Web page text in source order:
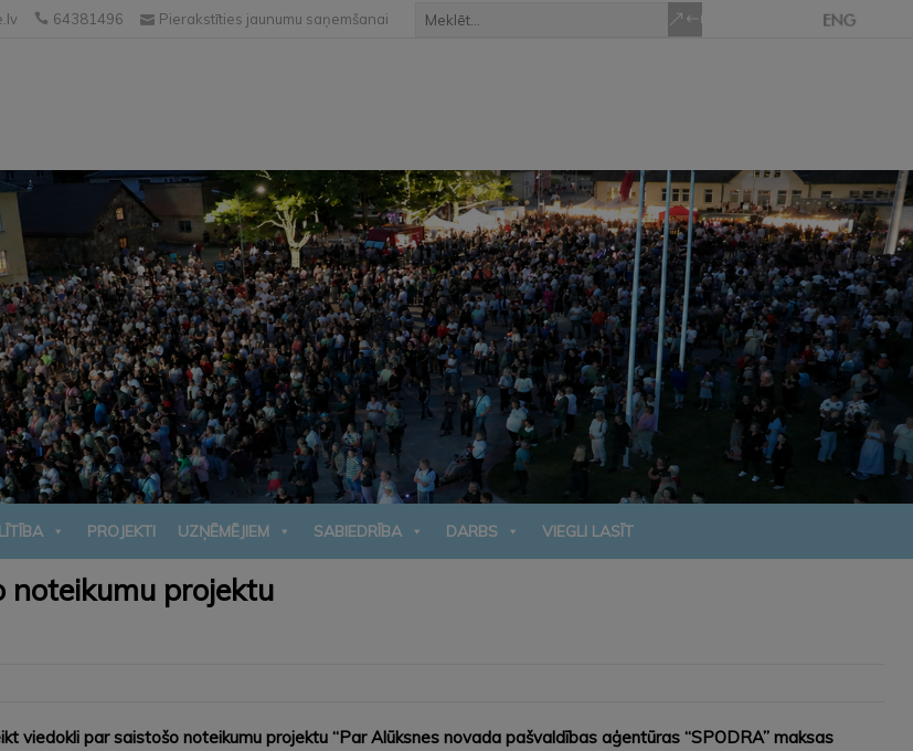
64381496 Pierakstīties jaunumu saņemšanai
PROJEKTI UZŅĒMĒJIEM SABIEDRĪBA DARBS VIEGLI LASĪT
noteikumu projektu
viedokli par saistošo noteikumu projektu “Par Alūksnes novada pašvaldības aģentūras “SPODRA” maksas